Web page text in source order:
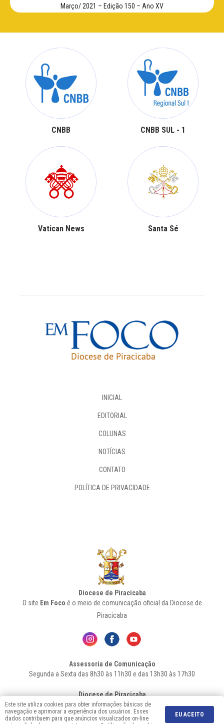
Março/ 2021 – Edição 150 – Ano XV
CNBB CNBB SUL - 1
Vatican News Santa Sé
INICIAL
EDITORIAL
COLUNAS
NOTÍCIAS
CONTATO
POLÍTICA DE PRIVACIDADE
Diocese de Piracicaba
O site Em Foco é o meio de comunicação oficial da Diocese de
Piracicaba
Assessoria de Comunicação
Segunda a Sexta das 8h30 às 11h30 e das 13h30 às 17h30
Diocese de Piracicaba
Av. Independência, 1146 – Bairro Higienópolis - Cep: 13.419-155 –
Piracicaba-SP - Fone: 19 2106-7556
Este site utiliza cookies para obter informações básicas de
navegação e aprimorar a experiência dos usuários. Esses
dados contribuem para que anúncios visualizados on-line
EU ACEITO